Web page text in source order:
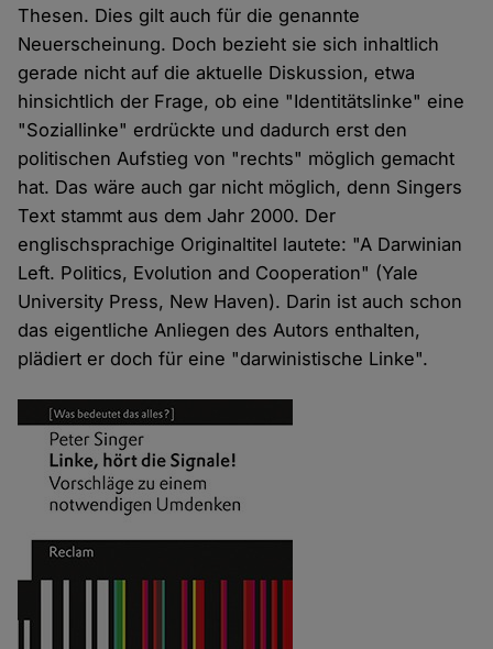
Thesen. Dies gilt auch für die genannte
Neuerscheinung. Doch bezieht sie sich inhaltlich
gerade nicht auf die aktuelle Diskussion, etwa
hinsichtlich der Frage, ob eine "Identitätslinke" eine
"Soziallinke" erdrückte und dadurch erst den
politischen Aufstieg von "rechts" möglich gemacht
hat. Das wäre auch gar nicht möglich, denn Singers
Text stammt aus dem Jahr 2000. Der
englischsprachige Originaltitel lautete: "A Darwinian
Left. Politics, Evolution and Cooperation" (Yale
University Press, New Haven). Darin ist auch schon
das eigentliche Anliegen des Autors enthalten,
plädiert er doch für eine "darwinistische Linke".